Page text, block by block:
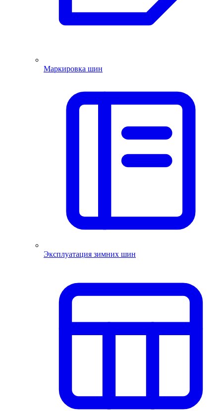
Маркировка шин
Эксплуатация зимних шин